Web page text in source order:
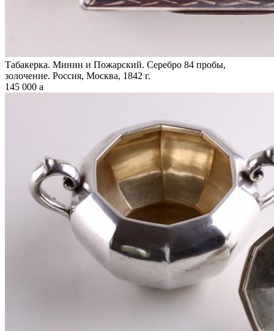
Табакерка. Минин и Пожарский. Серебро 84 пробы,
золочение. Россия, Москва, 1842 г.
145 000 a